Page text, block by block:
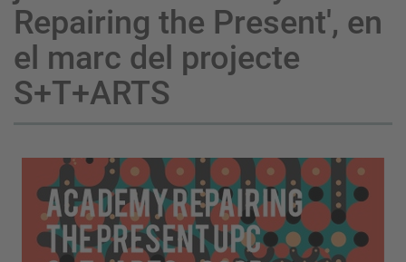
Repairing the Present', en
el marc del projecte
S+T+ARTS